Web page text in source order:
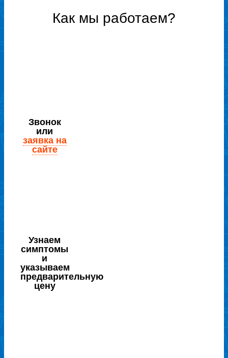
Как мы работаем?
Звонок
или
заявка на
сайте
Узнаем
симптомы
и
указываем
предварительную
цену